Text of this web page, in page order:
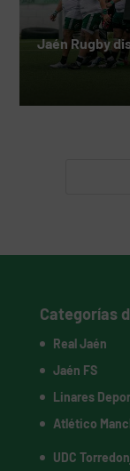
Jaén Rugby
Categorías
Real Jaén
Jaén FS
Linares
Atlético
UDC